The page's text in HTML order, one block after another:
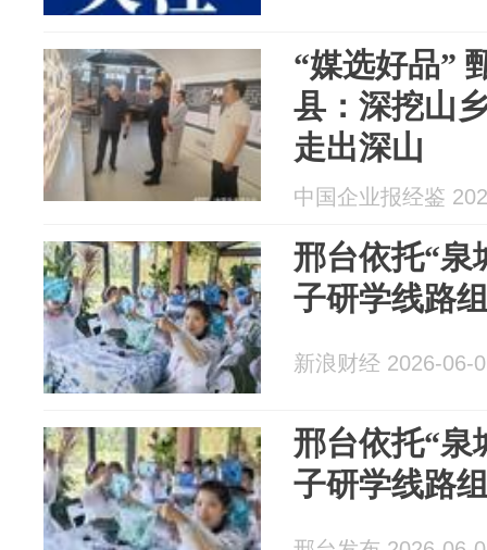
“媒选好品”
县：深挖山
走出深山
中国企业报经鉴
邢台依托“泉
子研学线路
新浪财经 2026-06-
邢台依托“泉
子研学线路